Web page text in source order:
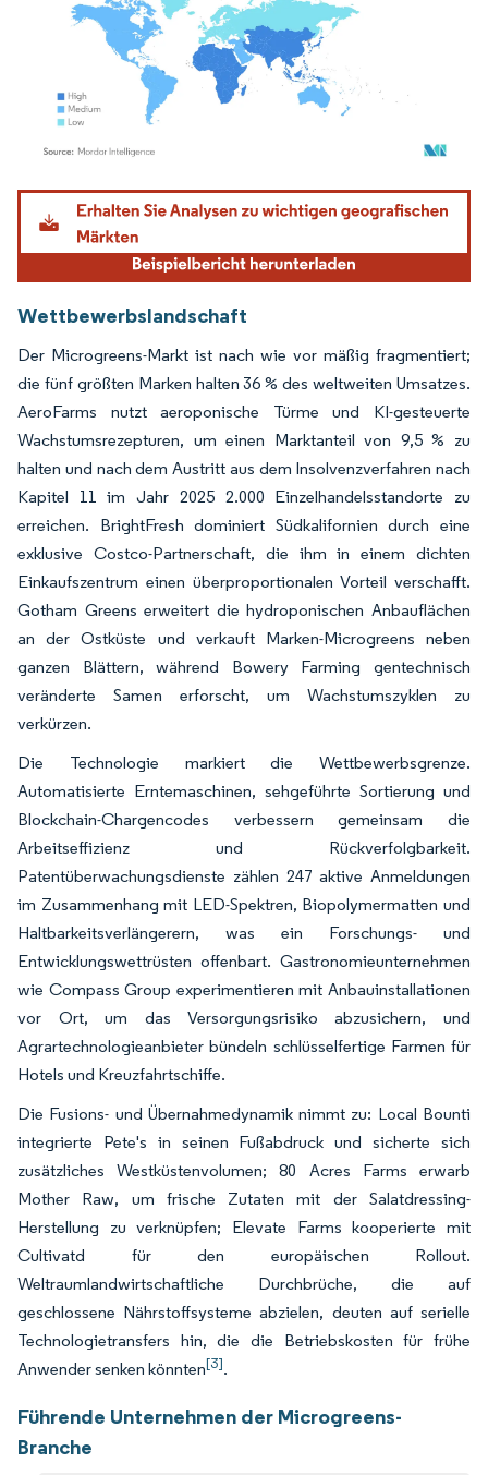
Bild © Mordor Intelligence. Wiederverwendung erfordert Namensnennung gemäß
Wettbewerbslandschaft
Der Microgreens-Markt ist nach wie vor mäßig fragmentiert;
die fünf größten Marken halten 36 % des weltweiten Umsatzes.
AeroFarms nutzt aeroponische Türme und KI-gesteuerte
Wachstumsrezepturen, um einen Marktanteil von 9,5 % zu
halten und nach dem Austritt aus dem Insolvenzverfahren nach
Kapitel 11 im Jahr 2025 2.000 Einzelhandelsstandorte zu
erreichen. BrightFresh dominiert Südkalifornien durch eine
exklusive Costco-Partnerschaft, die ihm in einem dichten
Einkaufszentrum einen überproportionalen Vorteil verschafft.
Gotham Greens erweitert die hydroponischen Anbauflächen
an der Ostküste und verkauft Marken-Microgreens neben
ganzen Blättern, während Bowery Farming gentechnisch
veränderte Samen erforscht, um Wachstumszyklen zu
verkürzen.
Die Technologie markiert die Wettbewerbsgrenze.
Automatisierte Erntemaschinen, sehgeführte Sortierung und
Blockchain-Chargencodes verbessern gemeinsam die
Arbeitseffizienz und Rückverfolgbarkeit.
Patentüberwachungsdienste zählen 247 aktive Anmeldungen
im Zusammenhang mit LED-Spektren, Biopolymermatten und
Haltbarkeitsverlängerern, was ein Forschungs- und
Entwicklungswettrüsten offenbart. Gastronomieunternehmen
wie Compass Group experimentieren mit Anbauinstallationen
vor Ort, um das Versorgungsrisiko abzusichern, und
Agrartechnologieanbieter bündeln schlüsselfertige Farmen für
Hotels und Kreuzfahrtschiffe.
Die Fusions- und Übernahmedynamik nimmt zu: Local Bounti
integrierte Pete's in seinen Fußabdruck und sicherte sich
zusätzliches Westküstenvolumen; 80 Acres Farms erwarb
Mother Raw, um frische Zutaten mit der Salatdressing-
Herstellung zu verknüpfen; Elevate Farms kooperierte mit
Cultivatd für den europäischen Rollout.
Weltraumlandwirtschaftliche Durchbrüche, die auf
geschlossene Nährstoffsysteme abzielen, deuten auf serielle
Technologietransfers hin, die die Betriebskosten für frühe
Anwender senken könnten[3].
Führende Unternehmen der Microgreens-
Branche